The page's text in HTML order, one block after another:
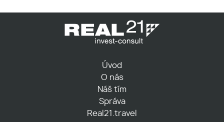
Úvod
O nás
Náš tím
Správa
Real21.travel